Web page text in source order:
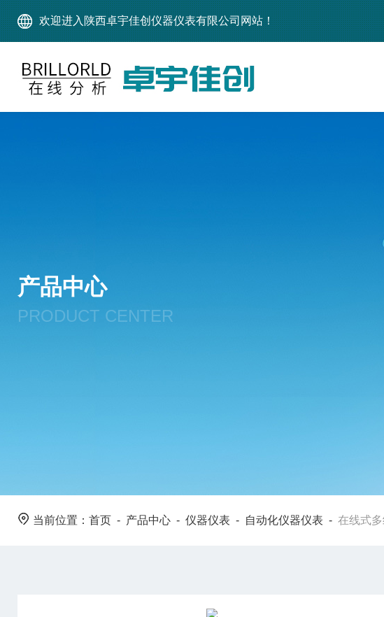
欢迎进入陕西卓宇佳创仪器仪表有限公司网站！
产品中心
PRODUCT CENTER
当前位置： 首页 - 产品中心 - 仪器仪表 - 自动化仪器仪表 - 在线式